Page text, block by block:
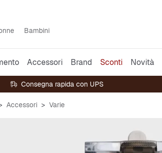
Bambini
Accessori Brand Sconti Novità
Consegna rapida con UPS
Accessori Varie